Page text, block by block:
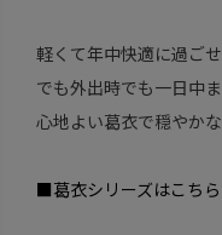
軽くて年中快適に過ご
でも外出時でも一日中
心地よい葛衣で穏やか
■葛衣シリーズはこちら